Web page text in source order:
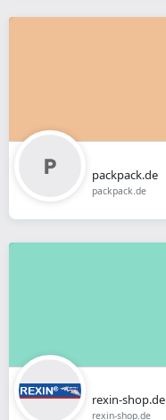
packpack.de
packpack.de
rexin-shop.de
rexin-shop.de